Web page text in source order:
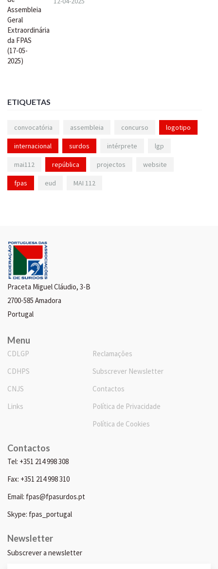
ETIQUETAS
convocatória assembleia concurso logotipo
internacional surdos intérprete lgp
mai112 república projectos website
fpas eud MAI 112
Praceta Miguel Cláudio, 3-B
2700-585 Amadora
Portugal
Menu
CDLGP
CDHPS
CNJS
Links
Reclamações
Subscrever Newsletter
Contactos
Política de Privacidade
Política de Cookies
Contactos
Tel: +351 214 998 308
Fax: +351 214 998 310
Email: fpas@fpasurdos.pt
Skype: fpas_portugal
Newsletter
Subscrever a newsletter